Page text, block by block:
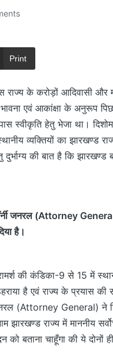
Print
राज्य के करोड़ों आदिवासी और
एवं आकांक्षा के अनुरूप
स्वीकृति हेतु भेजा था।
व्यक्तियों का झारखण्ड
की बात है कि झारखण्ड
जनरल (Attorney
है।
की कंडिका-9 से 15 में
है एवं राज्य के प्रयास की
जनरल (Attorney General)
राज्य में माननीय
बताना चाहूँगा की ये दोनों